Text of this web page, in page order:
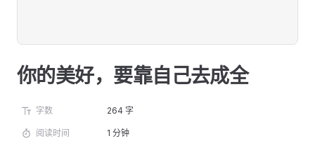
你的美好，要靠自己去成全
字数 264 字
阅读时间 1 分钟